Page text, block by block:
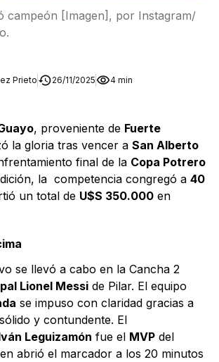
campeón [Imagen], por Instagram/
Prieto 26/11/2025 4 min
, proveniente de Fuerte
la gloria tras vencer a San Alberto
final de la Copa Potrero
la competencia congregó a 40
un total de U$S 350.000 en
se llevó a cabo en la Cancha 2
Lionel Messi de Pilar. El equipo
se impuso con claridad gracias a
y contundente. El
Leguizamón fue el MVP del
abrió el marcador a los 20 minutos